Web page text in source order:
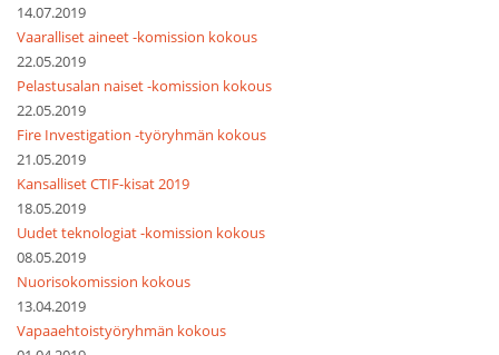
14.07.2019
Vaaralliset aineet -komission kokous
22.05.2019
Pelastusalan naiset -komission kokous
22.05.2019
Fire Investigation -työryhmän kokous
21.05.2019
Kansalliset CTIF-kisat 2019
18.05.2019
Uudet teknologiat -komission kokous
08.05.2019
Nuorisokomission kokous
13.04.2019
Vapaaehtoistyöryhmän kokous